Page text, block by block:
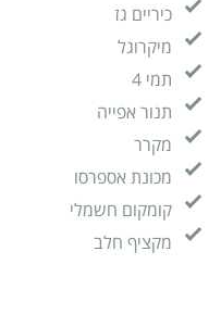
כיריים גז
מיקרוגל
תמי 4
תנור אפייה
מקרר
מכונת אספרסו
קומקום חשמלי
מקציף חלב